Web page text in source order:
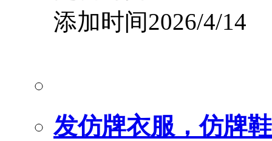
添加时间2026/4/14
发仿牌衣服，仿牌